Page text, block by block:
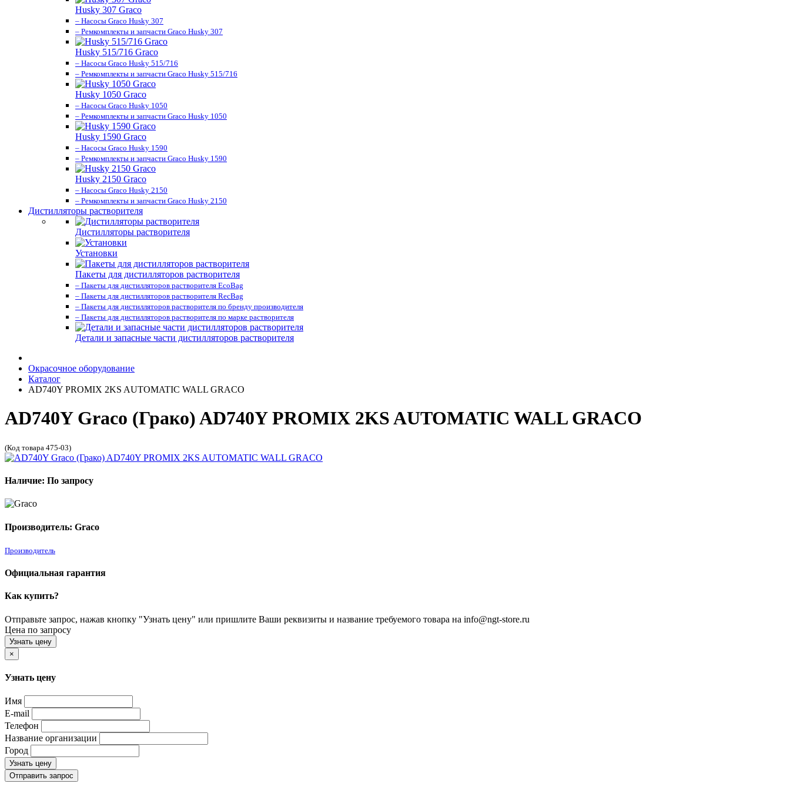
Husky 307 Graco
– Насосы Graco Husky 307
– Ремкомплекты и запчасти Graco Husky 307
Husky 515/716 Graco
– Насосы Graco Husky 515/716
– Ремкомплекты и запчасти Graco Husky 515/716
Husky 1050 Graco
– Насосы Graco Husky 1050
– Ремкомплекты и запчасти Graco Husky 1050
Husky 1590 Graco
– Насосы Graco Husky 1590
– Ремкомплекты и запчасти Graco Husky 1590
Husky 2150 Graco
– Насосы Graco Husky 2150
– Ремкомплекты и запчасти Graco Husky 2150
Дистилляторы растворителя
Дистилляторы растворителя
Установки
Пакеты для дистилляторов растворителя
– Пакеты для дистилляторов растворителя EcoBag
– Пакеты для дистилляторов растворителя RecBag
– Пакеты для дистилляторов растворителя по бренду производителя
– Пакеты для дистилляторов растворителя по марке растворителя
Детали и запасные части дистилляторов растворителя
Окрасочное оборудование
Каталог
AD740Y PROMIX 2KS AUTOMATIC WALL GRACO
AD740Y Graco (Грако) AD740Y PROMIX 2KS AUTOMATIC WALL GRACO
(Код товара 475-03)
Наличие: По запросу
Производитель: Graco
Производитель
Официальная гарантия
Как купить?
Отправьте запрос, нажав кнопку "Узнать цену" или пришлите Ваши реквизиты и название требуемого товара на info@ngt-store.ru
Цена по запросу
Узнать цену
×
Узнать цену
Имя
E-mail
Телефон
Название организации
Город
Узнать цену
Отправить запрос